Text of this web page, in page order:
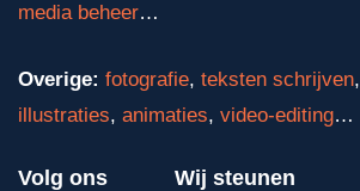
media beheer…
Overige: fotografie, teksten schrijven,
illustraties, animaties, video-editing…
Volg ons Wij steunen